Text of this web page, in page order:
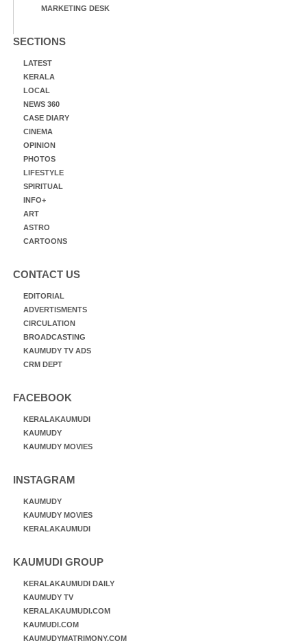
MARKETING DESK
SECTIONS
LATEST
KERALA
LOCAL
NEWS 360
CASE DIARY
CINEMA
OPINION
PHOTOS
LIFESTYLE
SPIRITUAL
INFO+
ART
ASTRO
CARTOONS
CONTACT US
EDITORIAL
ADVERTISMENTS
CIRCULATION
BROADCASTING
KAUMUDY TV ADS
CRM DEPT
FACEBOOK
KERALAKAUMUDI
KAUMUDY
KAUMUDY MOVIES
INSTAGRAM
KAUMUDY
KAUMUDY MOVIES
KERALAKAUMUDI
KAUMUDI GROUP
KERALAKAUMUDI DAILY
KAUMUDY TV
KERALAKAUMUDI.COM
KAUMUDI.COM
KAUMUDYMATRIMONY.COM